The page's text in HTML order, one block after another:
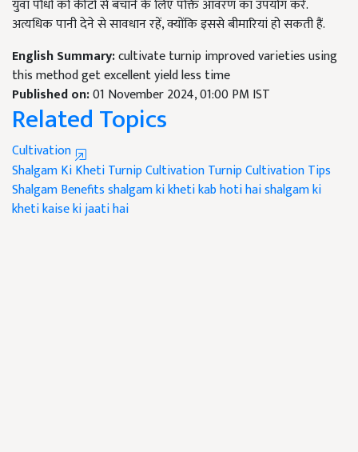
युवा पौधों को कीटों से बचाने के लिए पंक्ति आवरण का उपयोग करें.
अत्यधिक पानी देने से सावधान रहें, क्योंकि इससे बीमारियां हो सकती हैं.
English Summary:cultivate turnip improved varieties using
this method get excellent yield less time
Published on:01 November 2024, 01:00 PM IST
Related Topics
Cultivation
Shalgam Ki KhetiTurnip CultivationTurnip Cultivation Tips
Shalgam Benefitsshalgam ki kheti kab hoti haishalgam ki
kheti kaise ki jaati hai